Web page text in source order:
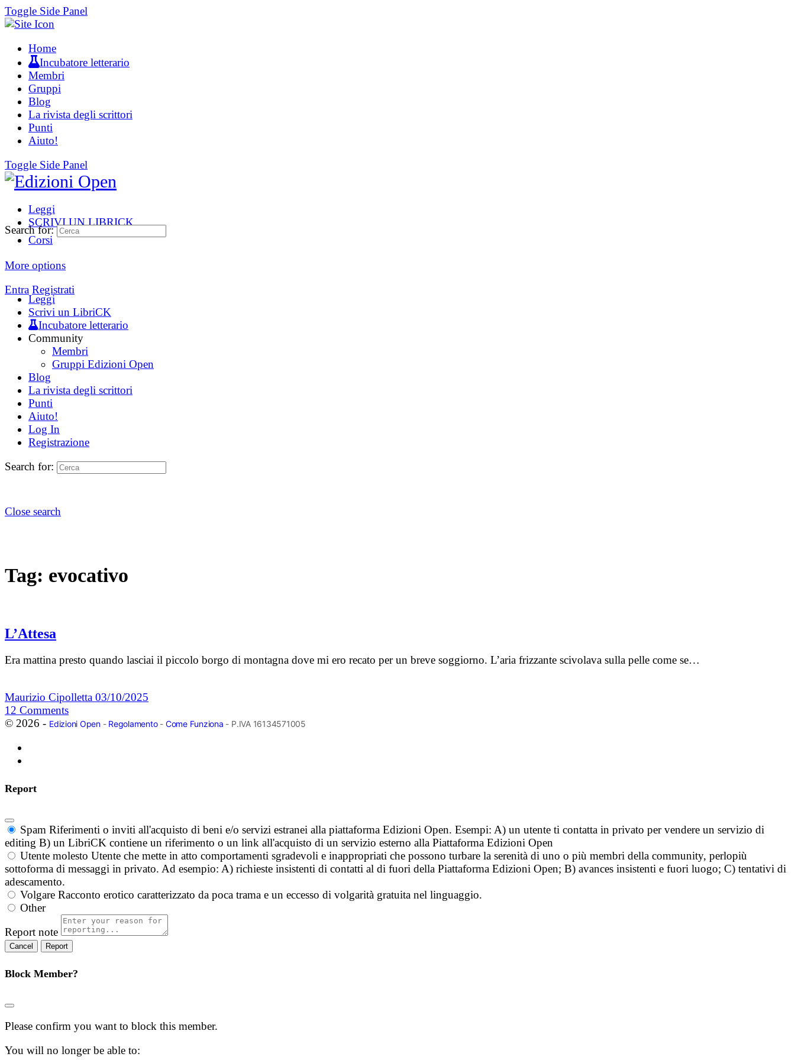
Toggle Side Panel
Home
Incubatore letterario
Membri
Gruppi
Blog
La rivista degli scrittori
Punti
Aiuto!
Toggle Side Panel
Leggi
SCRIVI UN LIBRICK
Corsi
More options
Entra Registrati
Search for:
Leggi
Scrivi un LibriCK
Incubatore letterario
Community
Membri
Gruppi Edizioni Open
Blog
La rivista degli scrittori
Punti
Aiuto!
Log In
Registrazione
Search for:
Close search
Tag: evocativo
L’Attesa
Era mattina presto quando lasciai il piccolo borgo di montagna dove mi ero recato per un breve soggiorno. L’aria frizzante scivolava sulla pelle come se…
Maurizio Cipolletta 03/10/2025
12 Comments
© 2026 - Edizioni Open- Regolamento- Come Funziona - P.IVA 16134571005
Report
Spam Riferimenti o inviti all'acquisto di beni e/o servizi estranei alla piattaforma Edizioni Open. Esempi: A) un utente ti contatta in privato per vendere un servizio di
editing B) un LibriCK contiene un riferimento o un link all'acquisto di un servizio esterno alla Piattaforma Edizioni Open
Utente molesto Utente che mette in atto comportamenti sgradevoli e inappropriati che possono turbare la serenità di uno o più membri della community, perlopiù
sottoforma di messaggi in privato. Ad esempio: A) richieste insistenti di contatti al di fuori della Piattaforma Edizioni Open; B) avances insistenti e fuori luogo; C) tentativi di
adescamento.
Volgare Racconto erotico caratterizzato da poca trama e un eccesso di volgarità gratuita nel linguaggio.
Other
Report note
Report
Block Member?
Please confirm you want to block this member.
You will no longer be able to: